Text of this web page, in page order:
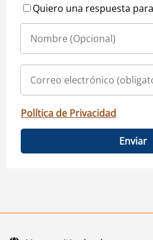
Quiero una respuesta
Política de Privacidad
Enviar